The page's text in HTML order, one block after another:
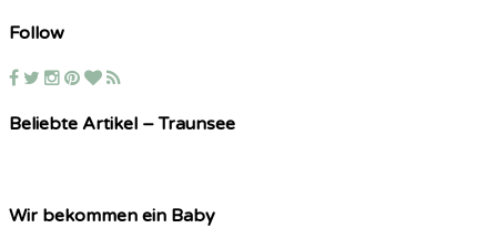
Follow
Beliebte Artikel – Traunsee
Wir bekommen ein Baby